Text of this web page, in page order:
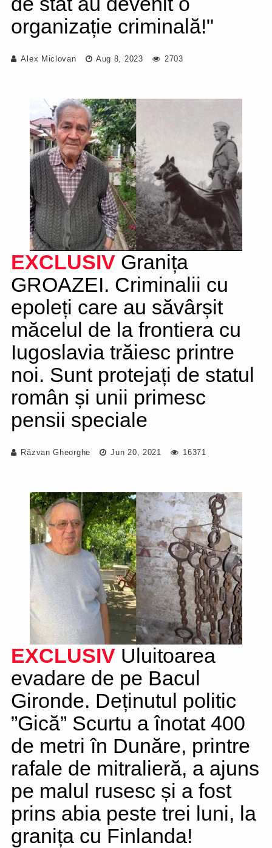
organizație criminală!"
Alex Miclovan Aug 8, 2023 2703
EXCLUSIV Granița
GROAZEI. Criminalii cu
epoleți care au săvârșit
măcelul de la frontiera cu
Iugoslavia trăiesc printre
noi. Sunt protejați de statul
român și unii primesc
pensii speciale
Răzvan Gheorghe Jun 20, 2021 16371
EXCLUSIV Uluitoarea
evadare de pe Bacul
Gironde. Deținutul politic
”Gică” Scurtu a înotat 400
de metri în Dunăre, printre
rafale de mitralieră, a ajuns
pe malul rusesc și a fost
prins abia peste trei luni, la
granița cu Finlanda!